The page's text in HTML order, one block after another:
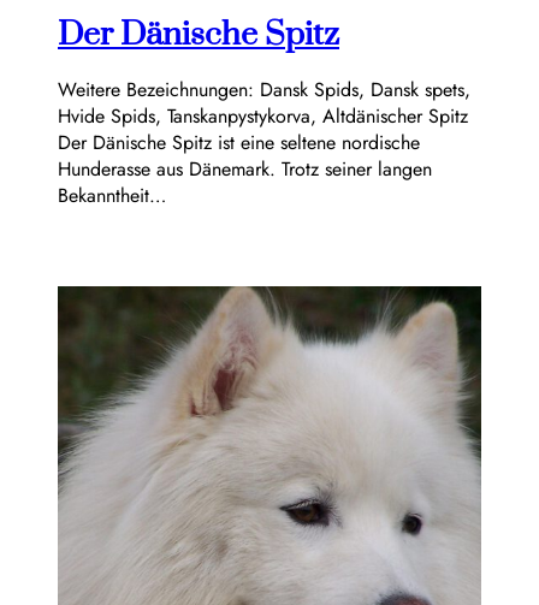
Der Dänische Spitz
Weitere Bezeichnungen: Dansk Spids, Dansk spets,
Hvide Spids, Tanskanpystykorva, Altdänischer Spitz
Der Dänische Spitz ist eine seltene nordische
Hunderasse aus Dänemark. Trotz seiner langen
Bekanntheit…